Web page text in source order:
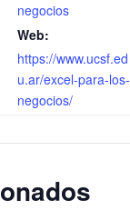
negocios
Web:
https://www.ucsf.ed
u.ar/excel-para-los-
negocios/